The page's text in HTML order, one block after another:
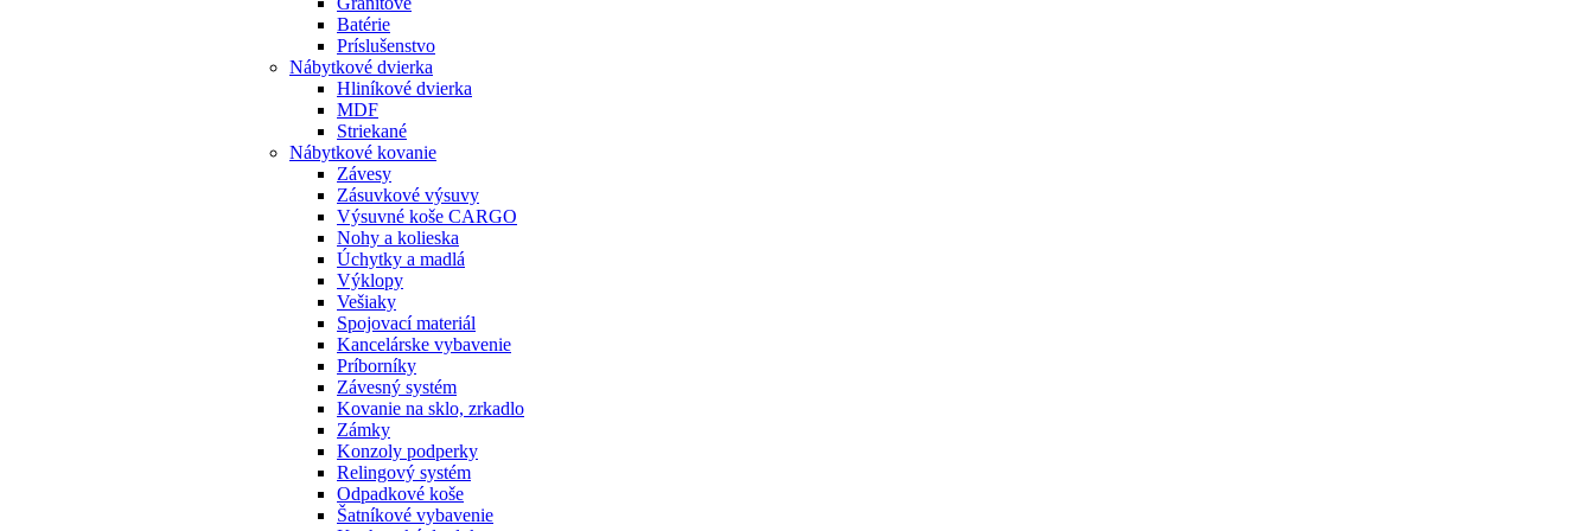
Batérie
Príslušenstvo
Nábytkové dvierka
Hliníkové dvierka
MDF
Striekané
Nábytkové kovanie
Závesy
Zásuvkové výsuvy
Výsuvné koše CARGO
Nohy a kolieska
Úchytky a madlá
Výklopy
Vešiaky
Spojovací materiál
Kancelárske vybavenie
Príborníky
Závesný systém
Kovanie na sklo, zrkadlo
Zámky
Konzoly podperky
Relingový systém
Odpadkové koše
Šatníkové vybavenie